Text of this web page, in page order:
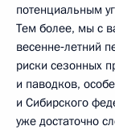
потенциальным
Тем более, мы с
весенне‑летний
риски сезонных
и паводков,
и Сибирского
уже достаточно